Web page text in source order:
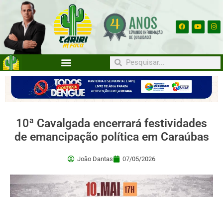
10ª Cavalgada encerrará festividades
de emancipação política em Caraúbas
João Dantas 07/05/2026